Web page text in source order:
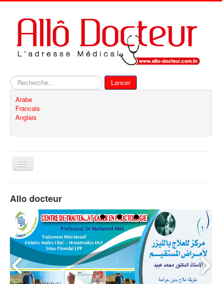
Rechercher
Lancer
Arabe
Francais
Anglais
Basculer
Contact
Allo docteur